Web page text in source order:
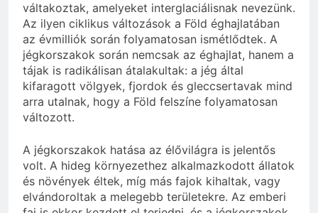
váltakoztak, amelyeket interglaciálisnak nevezünk.
Az ilyen ciklikus változások a Föld éghajlatában
az évmilliók során folyamatosan ismétlődtek. A
jégkorszakok során nemcsak az éghajlat, hanem a
tájak is radikálisan átalakultak: a jég által
kifaragott völgyek, fjordok és gleccsertavak mind
arra utalnak, hogy a Föld felszíne folyamatosan
változott.
A jégkorszakok hatása az élővilágra is jelentős
volt. A hideg környezethez alkalmazkodott állatok
és növények éltek, míg más fajok kihaltak, vagy
elvándoroltak a melegebb területekre. Az emberi